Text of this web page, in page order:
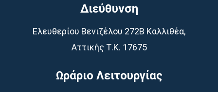
Διεύθυνση
Ελευθερίου Βενιζέλου 272Β Καλλιθέα,
Αττικής Τ.Κ. 17675
Ωράριο Λειτουργίας